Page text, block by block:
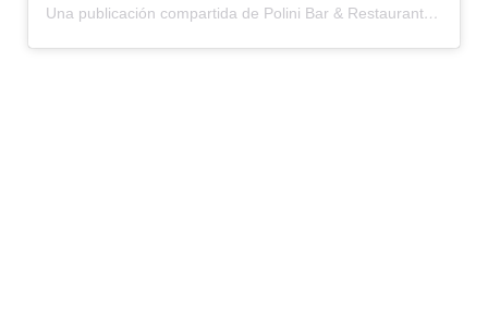
Una publicación compartida de Polini Bar & Restaurant (@polinialtafulla)